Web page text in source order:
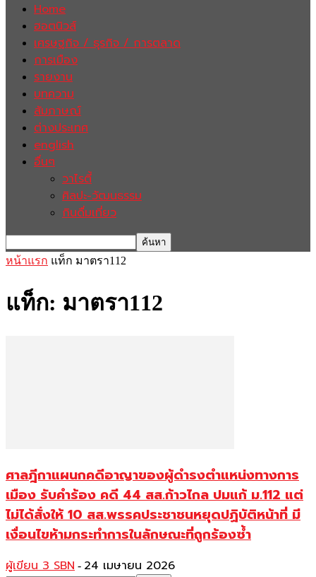
Home
ฮอตนิวส์
เศรษฐกิจ / ธุรกิจ / การตลาด
การเมือง
รายงาน
บทความ
สัมภาษณ์
ต่างประเทศ
english
อื่นๆ
วาไรตี้
ศิลปะ-วัฒนธรรม
กินดื่มเที่ยว
หน้าแรก แท็ก มาตรา112
แท็ก: มาตรา112
ศาลฎีกาแผนกคดีอาญาของผู้ดำรงตำแหน่งทางการ
เมือง รับคำร้อง คดี 44 สส.ก้าวไกล ปมแก้ ม.112 แต่
ไม่ได้สั่งให้ 10 สส.พรรคประชาชนหยุดปฏิบัติหน้าที่ มี
เงื่อนไขห้ามกระทำการในลักษณะที่ถูกร้องซ้ำ
ผู้เขียน 3 SBN - 24 เมษายน 2026